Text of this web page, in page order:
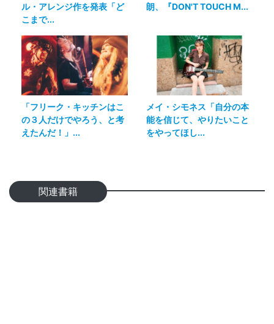
ル・アレンジ作を発表「ど
こまで...
朗、『DON'T TOUCH M...
「フリーク・キッチンはこ
の３人だけでやろう、と考
えたんだ！」...
メイ・シモネス「自分の本
能を信じて、やりたいこと
をやってほし...
関連書籍